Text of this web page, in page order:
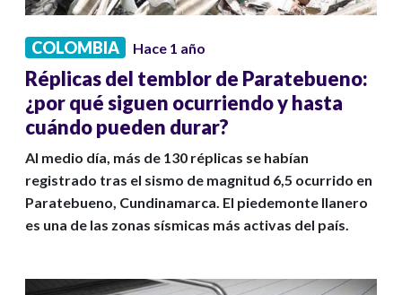
COLOMBIA Hace 1 año
Réplicas del temblor de Paratebueno:
¿por qué siguen ocurriendo y hasta
cuándo pueden durar?
Al medio día, más de 130 réplicas se habían
registrado tras el sismo de magnitud 6,5 ocurrido en
Paratebueno, Cundinamarca. El piedemonte llanero
es una de las zonas sísmicas más activas del país.